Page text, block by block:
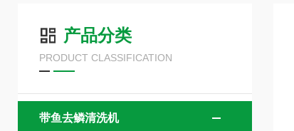
产品分类
PRODUCT CLASSIFICATION
带鱼去鳞清洗机